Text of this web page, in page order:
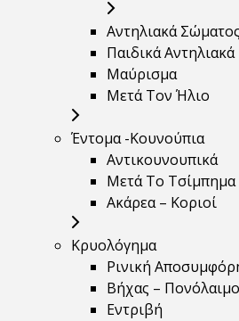
Αντηλιακά Σώματος
Παιδικά Αντηλιακά
Μαύρισμα
Mετά Τον Ήλιο
Έντομα -Κουνούπια
Αντικουνουπικά
Μετά Το Τσίμπημα
Ακάρεα – Κοριοί
Κρυολόγημα
Ρινική
Βήχας –
Εντριβή